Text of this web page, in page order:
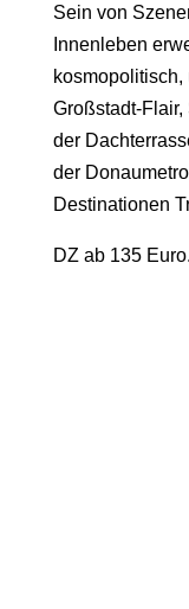
Sein von
Innenleben
Großstadt-
der
der
Destinationen
DZ ab 135 Euro.